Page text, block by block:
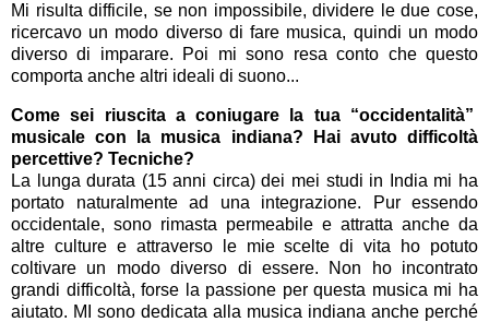
Mi risulta difficile, se non impossibile, dividere le due cose,
ricercavo un modo diverso di fare musica, quindi un modo
diverso di imparare. Poi mi sono resa conto che questo
comporta anche altri ideali di suono...
Come sei riuscita a coniugare la tua “occidentalità”
musicale con la musica indiana? Hai avuto difficoltà
percettive? Tecniche?
La lunga durata (15 anni circa) dei mei studi in India mi ha
portato naturalmente ad una integrazione. Pur essendo
occidentale, sono rimasta permeabile e attratta anche da
altre culture e attraverso le mie scelte di vita ho potuto
coltivare un modo diverso di essere. Non ho incontrato
grandi difficoltà, forse la passione per questa musica mi ha
aiutato. MI sono dedicata alla musica indiana anche perché